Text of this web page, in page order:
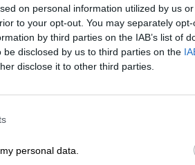
on personal information utilized by us
to your opt-out. You may separately
by third parties on the IAB’s list of
disclosed by us to third parties on the
disclose it to other third parties.
personal data.
Roger Torrent